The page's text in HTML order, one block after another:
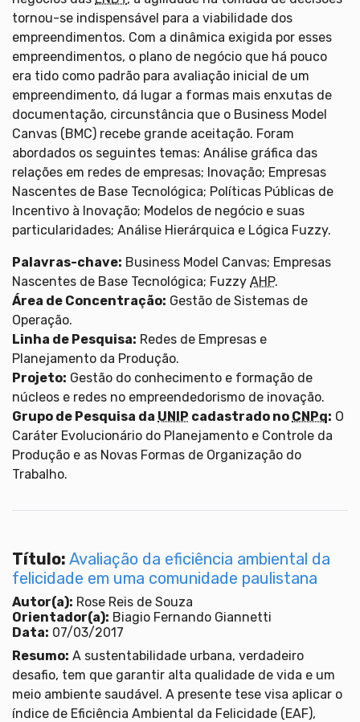
tornou-se indispensável para a viabilidade dos
empreendimentos. Com a dinâmica exigida por esses
empreendimentos, o plano de negócio que há pouco
era tido como padrão para avaliação inicial de um
empreendimento, dá lugar a formas mais enxutas de
documentação, circunstância que o Business Model
Canvas (BMC) recebe grande aceitação. Foram
abordados os seguintes temas: Análise gráfica das
relações em redes de empresas; Inovação; Empresas
Nascentes de Base Tecnológica; Políticas Públicas de
Incentivo à Inovação; Modelos de negócio e suas
particularidades; Análise Hierárquica e Lógica Fuzzy.
Palavras-chave: Business Model Canvas; Empresas
Nascentes de Base Tecnológica; Fuzzy AHP.
Área de Concentração: Gestão de Sistemas de
Operação.
Linha de Pesquisa: Redes de Empresas e
Planejamento da Produção.
Projeto: Gestão do conhecimento e formação de
núcleos e redes no empreendedorismo de inovação.
Grupo de Pesquisa da UNIP cadastrado no CNPq: O
Caráter Evolucionário do Planejamento e Controle da
Produção e as Novas Formas de Organização do
Trabalho.
Título: Avaliação da eficiência ambiental da
felicidade em uma comunidade paulistana
Autor(a): Rose Reis de Souza
Orientador(a): Biagio Fernando Giannetti
Data: 07/03/2017
Resumo: A sustentabilidade urbana, verdadeiro
desafio, tem que garantir alta qualidade de vida e um
meio ambiente saudável. A presente tese visa aplicar o
índice de Eficiência Ambiental da Felicidade (EAF),